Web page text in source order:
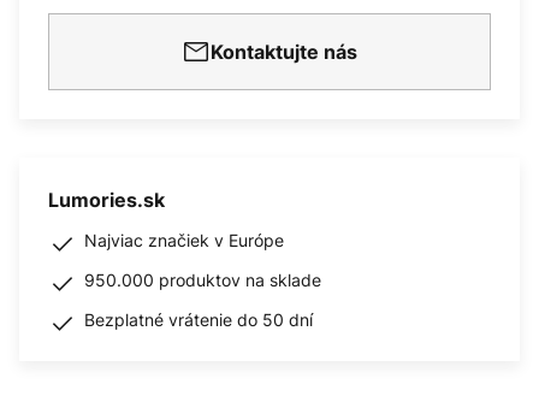
Kontaktujte nás
Lumories.sk
Najviac značiek v Európe
950.000 produktov na sklade
Bezplatné vrátenie do 50 dní